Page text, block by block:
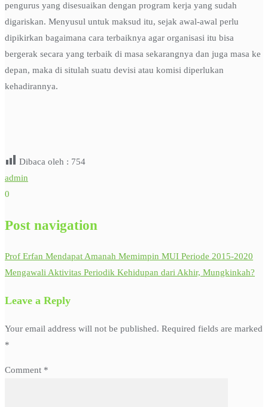
pengurus yang disesuaikan dengan program kerja yang sudah
digariskan. Menyusul untuk maksud itu, sejak awal-awal perlu
dipikirkan bagaimana cara terbaiknya agar organisasi itu bisa
bergerak secara yang terbaik di masa sekarangnya dan juga masa ke
depan, maka di situlah suatu devisi atau komisi diperlukan
kehadirannya.
Dibaca oleh : 754
admin
0
Post navigation
Prof Erfan Mendapat Amanah Memimpin MUI Periode 2015-2020
Mengawali Aktivitas Periodik Kehidupan dari Akhir, Mungkinkah?
Leave a Reply
Your email address will not be published. Required fields are marked
*
Comment *